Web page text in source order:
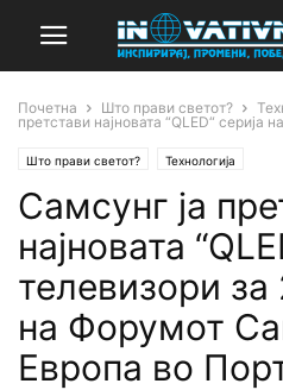
Почетна Што прави светот?
претстави најновата “QLED“ серија
Што прави светот? Технологија
Самсунг ја
најновата
телевизори за
на Форумот
Европа во